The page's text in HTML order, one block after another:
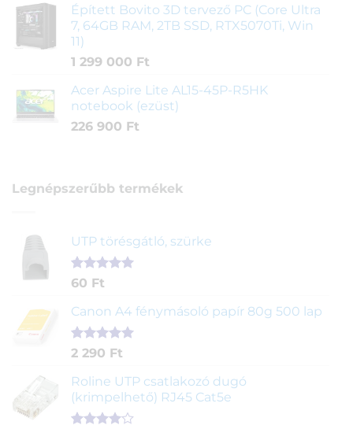
Épített Bovito 3D tervező PC (Core Ultra
7, 64GB RAM, 2TB SSD, RTX5070Ti, Win
11)
1 299 000 Ft
Acer Aspire Lite AL15-45P-R5HK
notebook (ezüst)
226 900 Ft
Legnépszerűbb termékek
UTP törésgátló, szürke
Értékelés
ből,
1
értékelés
alapján
60 Ft
Canon A4 fénymásoló papír 80g 500 lap
Értékelés
ből,
2
értékelés
alapján
2 290 Ft
Roline UTP csatlakozó dugó
(krimpelhető) RJ45 Cat5e